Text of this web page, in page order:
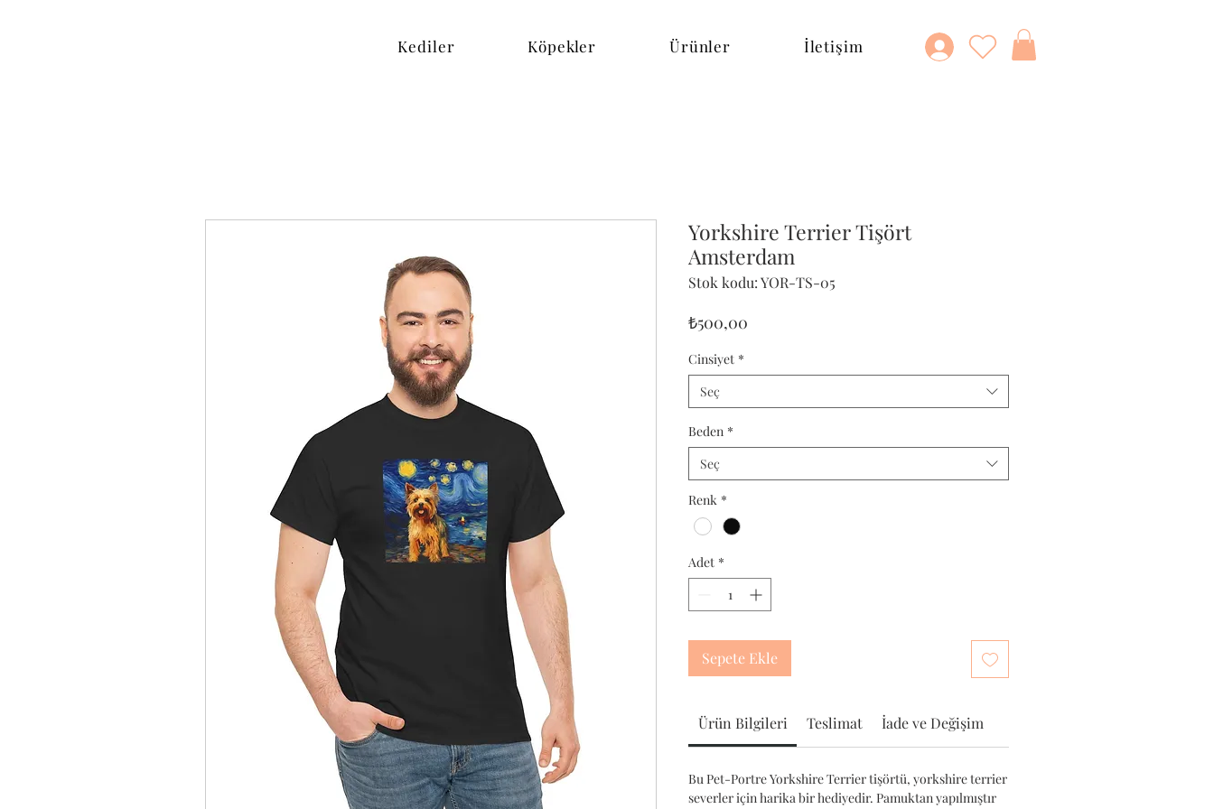
Kediler Köpekler Ürünler İletişim
Yorkshire Terrier Tişört
Amsterdam
Stok kodu: YOR-TS-05
₺500,00
Cinsiyet *
Seç
Beden *
Seç
Renk *
Adet *
Sepete Ekle
Ürün Bilgileri Teslimat İade ve Değişim
Bu Pet-Portre Yorkshire Terrier tişörtü, yorkshire terrier
severler için harika bir hediyedir. Pamuktan yapılmıştır